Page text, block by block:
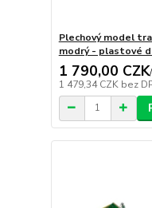
Plechový model
modrý - plastové
1 790,00 CZK/
1 479,34 CZK bez